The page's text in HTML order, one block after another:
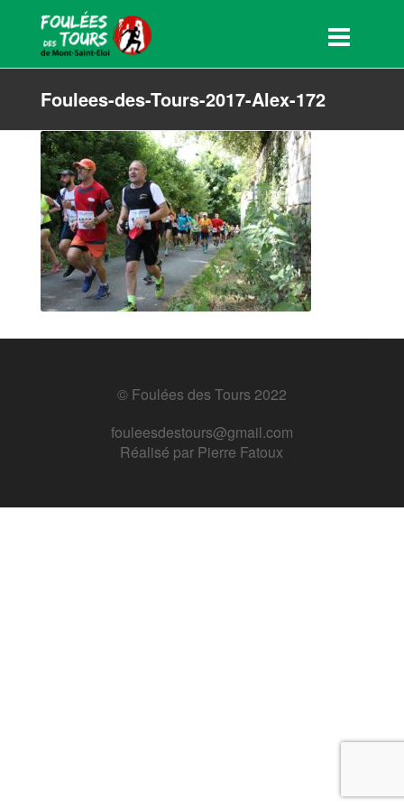
Foulees-des-Tours-2017-Alex-172
© Foulées des Tours 2022
fouleesdestours@gmail.com
Réalisé par Pierre Fatoux